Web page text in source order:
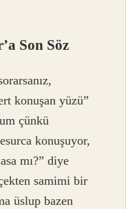
Son Söz
konuşan yüzü”
çünkü
konuşuyor,
mı?” diye
samimi bir
üslup bazen